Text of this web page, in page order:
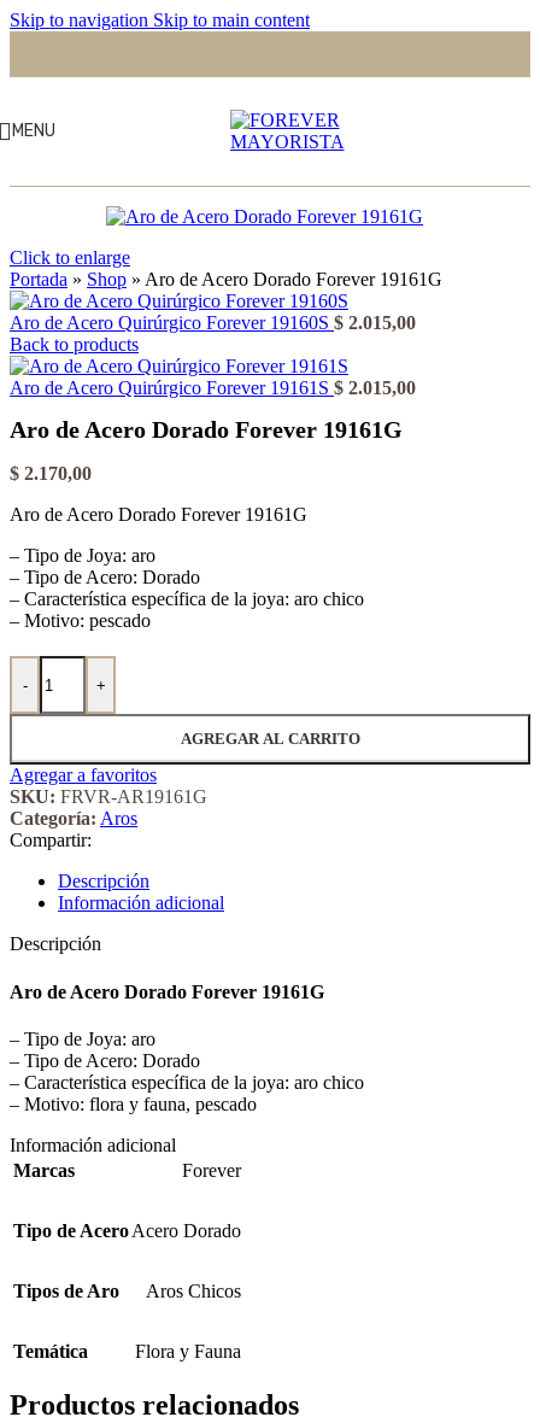
Skip to navigation Skip to main content
MENU
Click to enlarge
Portada » Shop » Aro de Acero Dorado Forever 19161G
Aro de Acero Quirúrgico Forever 19160S $ 2.015,00
Back to products
Aro de Acero Quirúrgico Forever 19161S $ 2.015,00
Aro de Acero Dorado Forever 19161G
$ 2.170,00
Aro de Acero Dorado Forever 19161G
– Tipo de Joya: aro
– Tipo de Acero: Dorado
– Característica específica de la joya: aro chico
– Motivo: pescado
-
Aro de Acero Dorado Forever 19161G cantidad
+
AGREGAR AL CARRITO
Agregar a favoritos
SKU: FRVR-AR19161G
Categoría: Aros
Compartir:
Descripción
Información adicional
Descripción
Aro de Acero Dorado Forever 19161G
– Tipo de Joya: aro
– Tipo de Acero: Dorado
– Característica específica de la joya: aro chico
– Motivo: flora y fauna, pescado
Información adicional
Marcas
Forever
Tipo de AceroAcero Dorado
Tipos de Aro Aros Chicos
Temática Flora y Fauna
Productos relacionados